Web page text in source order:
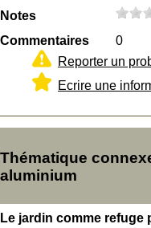
Notes
Commentaires
0
Reporter un
Ecrire une
Thématique
aluminium
Le jardin comme refuge